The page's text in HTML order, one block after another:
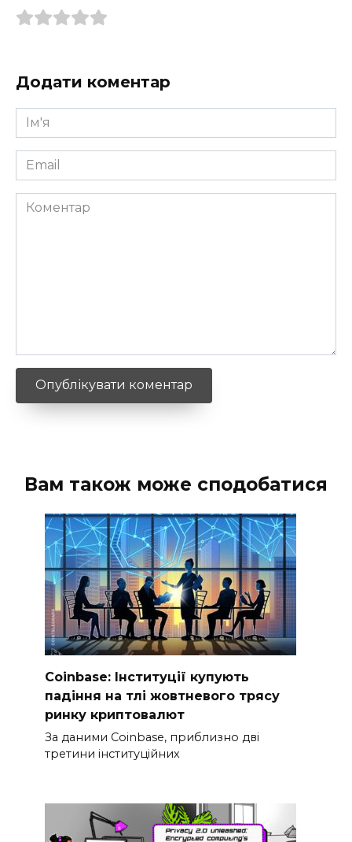
Додати коментар
Ім'я
*
Email
*
Коментар
Вам також може сподобатися
Coinbase: Інституції купують
падіння на тлі жовтневого трясу
ринку криптовалют
За даними Coinbase, приблизно дві
третини інституційних